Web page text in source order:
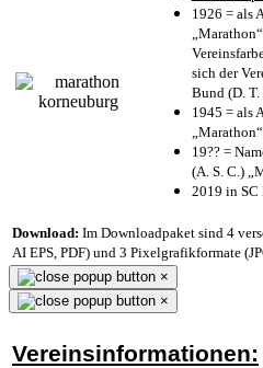
1926 = als
sich der
Bund (D.
1945 = als
19?? =
(A. S. C.)
2019 in SC
Download: Im Downloadpaket sind 4
AI EPS, PDF) und 3 Pixelgrafikformate
×
×
Vereinsinformationen: